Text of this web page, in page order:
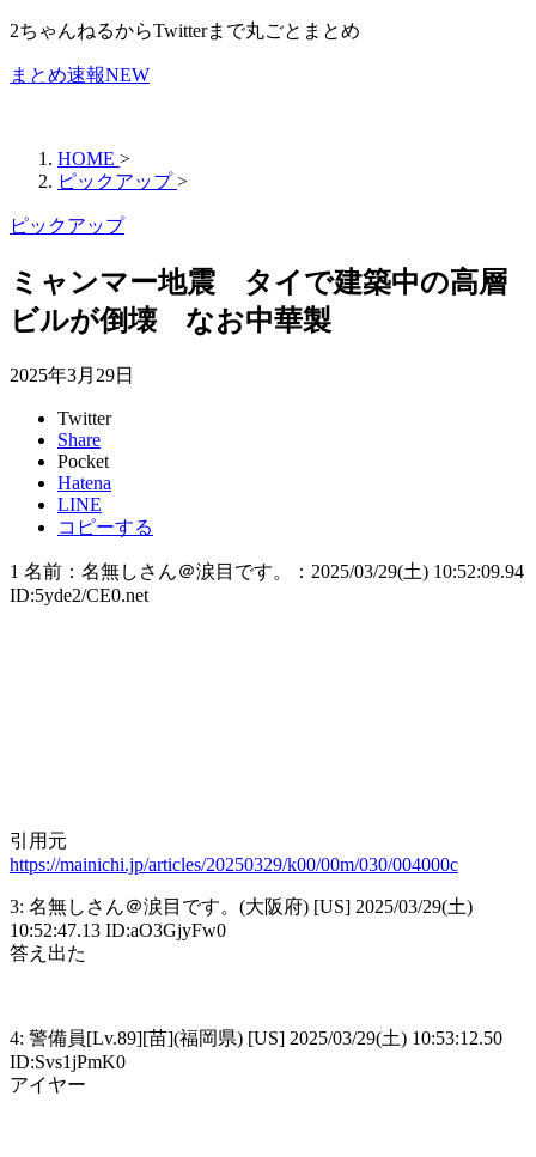
2ちゃんねるからTwitterまで丸ごとまとめ
まとめ速報NEW
HOME >
ピックアップ >
ピックアップ
ミャンマー地震 タイで建築中の高層
ビルが倒壊 なお中華製
2025年3月29日
Twitter
Share
Pocket
Hatena
LINE
コピーする
1 名前：名無しさん＠涙目です。：2025/03/29(土) 10:52:09.94
ID:5yde2/CE0.net
引用元
https://mainichi.jp/articles/20250329/k00/00m/030/004000c
3: 名無しさん＠涙目です。(大阪府) [US] 2025/03/29(土)
10:52:47.13 ID:aO3GjyFw0
答え出た
4: 警備員[Lv.89][苗](福岡県) [US] 2025/03/29(土) 10:53:12.50
ID:Svs1jPmK0
アイヤー